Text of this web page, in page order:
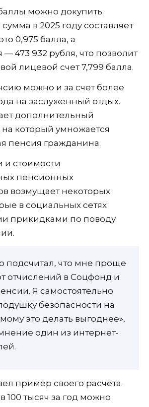
можно докупить.
в 2025 году составляет
0,975 балла, а
473 932 рубля, что позволит
лицевой счет 7,799 балла.
можно и за счет более
на заслуженный отдых.
дополнительный
который умножается
пенсия гражданина.
и стоимости
пенсионных
возмущает некоторых
в социальных сетях
прикидками по поводу
подсчитал, что мне проще
отчислений в Соцфонд и
Я самостоятельно
безопасности на
это делать выгоднее»,
один из интернет-
пример своего расчета.
100 тысяч за год можно